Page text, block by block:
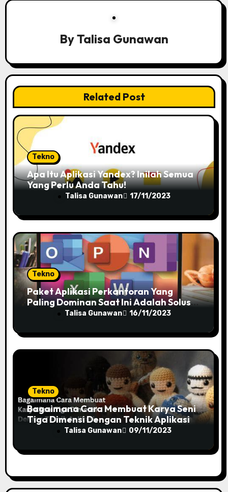
t
i
o
n
ByTalisa Gunawan
Related Post
Tekno
Apa Itu Aplikasi Yandex? Inilah Semua
Yang Perlu Anda Tahu!
Talisa Gunawan 17/11/2023
Tekno
Paket Aplikasi Perkantoran Yang
Paling Dominan Saat Ini Adalah Solusi
Tepat Untuk Produktivitas Anda!
Talisa Gunawan 16/11/2023
Tekno
Bagaimana Cara Membuat Karya Seni
Tiga Dimensi Dengan Teknik Aplikasi
Talisa Gunawan 09/11/2023